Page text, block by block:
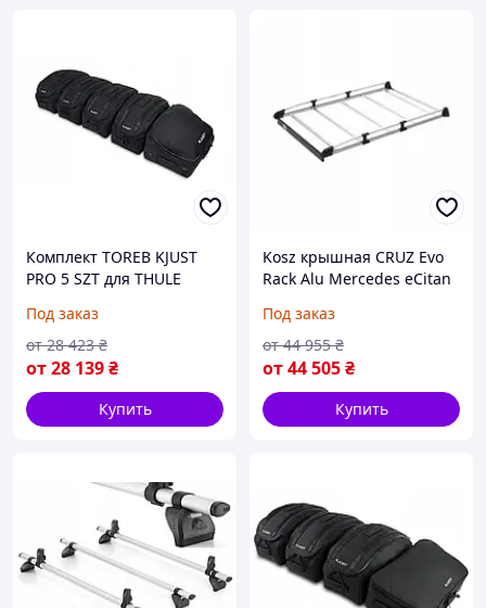
Комплект TOREB KJUST
PRO 5 SZT для THULE
Под заказ
от28 139₴
от 28 423 ₴
Купить
Kosz крышная CRUZ Evo
Rack Alu Mercedes eCitan
Под заказ
от44 505₴
от 44 955 ₴
Купить